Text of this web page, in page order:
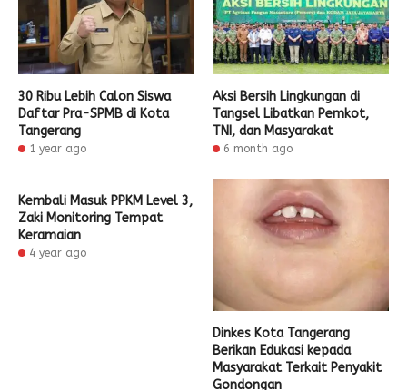
30 Ribu Lebih Calon Siswa
Daftar Pra-SPMB di Kota
Tangerang
1 year ago
Aksi Bersih Lingkungan di
Tangsel Libatkan Pemkot,
TNI, dan Masyarakat
6 month ago
Kembali Masuk PPKM Level 3,
Zaki Monitoring Tempat
Keramaian
4 year ago
Dinkes Kota Tangerang
Berikan Edukasi kepada
Masyarakat Terkait Penyakit
Gondongan